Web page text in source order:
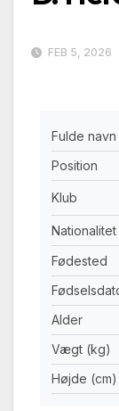
FEB 5, 2026
Fulde navn
Position
Klub
Nationalitet
Fødested
Alder
Vægt (kg)
Højde (cm)